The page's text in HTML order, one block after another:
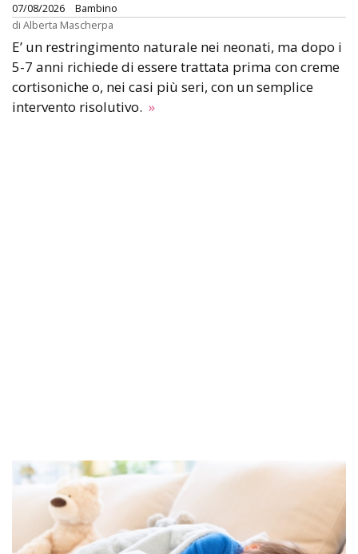
07/08/2026
Bambino
di Alberta Mascherpa
E’ un restringimento naturale nei neonati, ma dopo i
5-7 anni richiede di essere trattata prima con creme
cortisoniche o, nei casi più seri, con un semplice
intervento risolutivo. »